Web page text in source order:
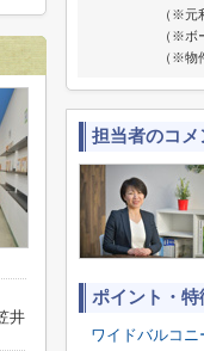
（※元
（※ボ
（※物
担当者のコメ
ポイント・特
ワイドバルコニ
井